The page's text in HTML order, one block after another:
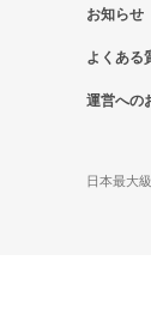
お知らせ
よくある
運営への
日本最大